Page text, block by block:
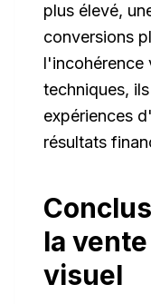
plus élevé,
conversions
l'incohérence
techniques,
expériences
résultats
la
visuel